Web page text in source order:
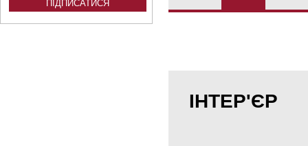
ІНТЕР'ЄР